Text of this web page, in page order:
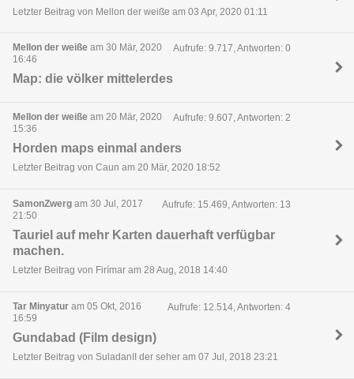
Letzter Beitrag von Mellon der weiße am 03 Apr, 2020 01:11
Mellon der weiße am 30 Mär, 2020
16:46
Aufrufe: 9.717, Antworten: 0
Map: die völker mittelerdes
Mellon der weiße am 20 Mär, 2020
15:36
Aufrufe: 9.607, Antworten: 2
Horden maps einmal anders
Letzter Beitrag von Caun am 20 Mär, 2020 18:52
SamonZwerg am 30 Jul, 2017
21:50
Aufrufe: 15.469, Antworten: 13
Tauriel auf mehr Karten dauerhaft verfügbar
machen.
Letzter Beitrag von Firímar am 28 Aug, 2018 14:40
Tar Minyatur am 05 Okt, 2016
16:59
Aufrufe: 12.514, Antworten: 4
Gundabad (Film design)
Letzter Beitrag von SuladanII der seher am 07 Jul, 2018 23:21